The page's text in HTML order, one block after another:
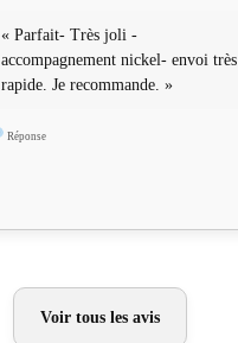
« Parfait- Très joli -
accompagnement nickel- envoi très
rapide. Je recommande. »
Réponse
Voir tous les avis